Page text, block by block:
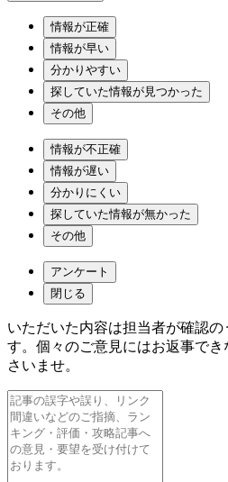
情報が正確
情報が早い
分かりやすい
探していた情報が見つかった
その他
情報が不正確
情報が遅い
分かりにくい
探していた情報が無かった
その他
アンケート
閉じる
いただいた内容は担当者が確認の
す。個々のご意見にはお返事で
さいませ。